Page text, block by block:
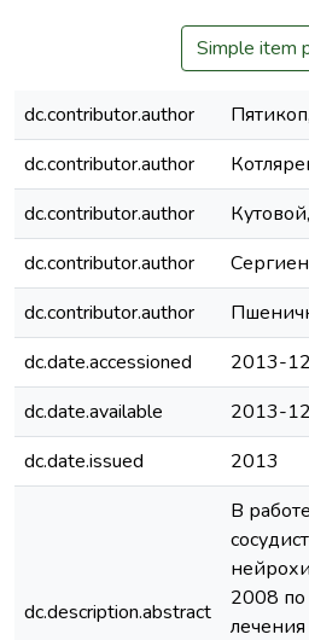
Simple item
dc.contributor.author
dc.contributor.author
dc.contributor.author
dc.contributor.author
dc.contributor.author
dc.date.accessioned
2013-
dc.date.available
2013-
dc.date.issued
2013
dc.description.abstract
В
2008 по